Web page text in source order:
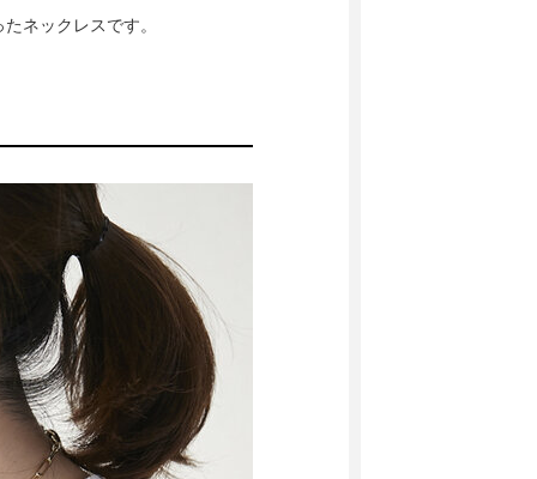
ネックレスです。